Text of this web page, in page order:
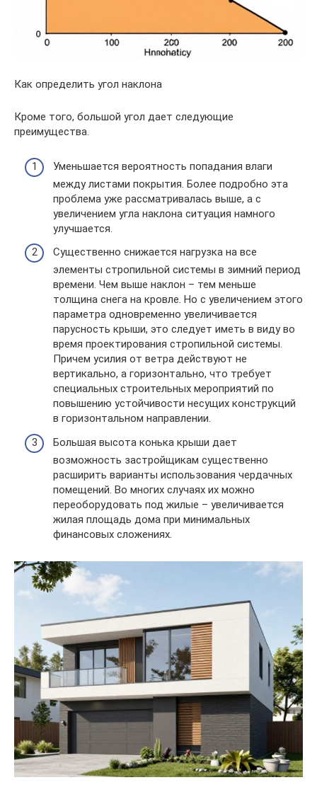
Как определить угол наклона
Кроме того, большой угол дает следующие
преимущества.
Уменьшается вероятность попадания влаги
между листами покрытия. Более подробно эта
проблема уже рассматривалась выше, а с
увеличением угла наклона ситуация намного
улучшается.
Существенно снижается нагрузка на все
элементы стропильной системы в зимний период
времени. Чем выше наклон – тем меньше
толщина снега на кровле. Но с увеличением этого
параметра одновременно увеличивается
парусность крыши, это следует иметь в виду во
время проектирования стропильной системы.
Причем усилия от ветра действуют не
вертикально, а горизонтально, что требует
специальных строительных мероприятий по
повышению устойчивости несущих конструкций
в горизонтальном направлении.
Большая высота конька крыши дает
возможность застройщикам существенно
расширить варианты использования чердачных
помещений. Во многих случаях их можно
переоборудовать под жилые – увеличивается
жилая площадь дома при минимальных
финансовых сложениях.